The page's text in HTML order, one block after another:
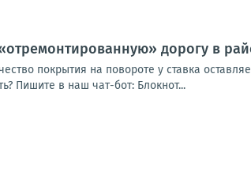
дорогу в
покрытия на повороте у ставка
Пишите в наш чат-бот: Блокнот...